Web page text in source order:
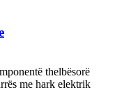
thelbësorë
me hark elektrik